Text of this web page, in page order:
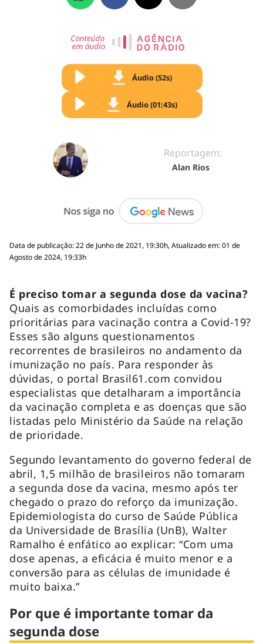
Áudio (52s)
Áudio (01:43s)
Reportagem:
Alan Rios
Data de publicação: 22 de Junho de 2021, 19:30h, Atualizado em: 01 de
Agosto de 2024, 19:33h
É preciso tomar a segunda dose da vacina?
Quais as comorbidades incluídas como
prioritárias para vacinação contra a Covid-19?
Esses são alguns questionamentos
recorrentes de brasileiros no andamento da
imunização no país. Para responder às
dúvidas, o portal Brasil61.com convidou
especialistas que detalharam a importância
da vacinação completa e as doenças que são
listadas pelo Ministério da Saúde na relação
de prioridade.
Segundo levantamento do governo federal de
abril, 1,5 milhão de brasileiros não tomaram
a segunda dose da vacina, mesmo após ter
chegado o prazo do reforço da imunização.
Epidemiologista do curso de Saúde Pública
da Universidade de Brasília (UnB), Walter
Ramalho é enfático ao explicar: “Com uma
dose apenas, a eficácia é muito menor e a
conversão para as células de imunidade é
muito baixa.”
Por que é importante tomar da
segunda dose